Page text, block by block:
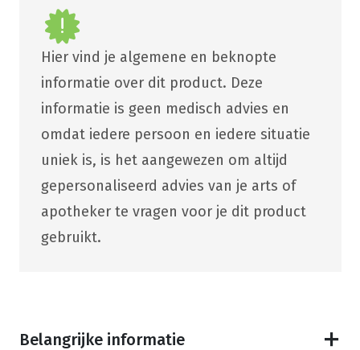
Hier vind je algemene en beknopte
informatie over dit product. Deze
informatie is geen medisch advies en
omdat iedere persoon en iedere situatie
uniek is, is het aangewezen om altijd
gepersonaliseerd advies van je arts of
apotheker te vragen voor je dit product
gebruikt.
Belangrijke informatie